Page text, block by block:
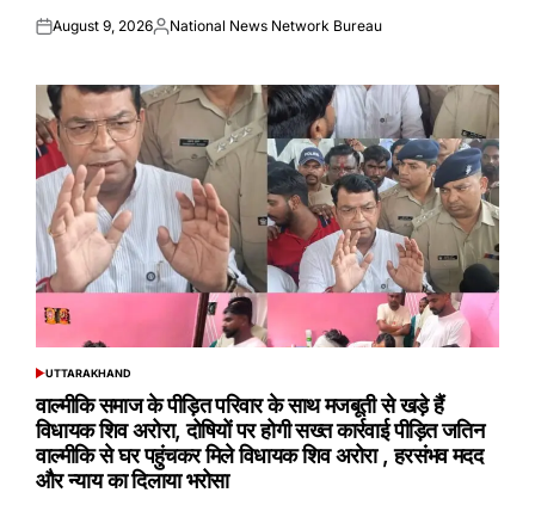
Posted
August 9, 2026Posted
National News Network Bureau
POSTED
UTTARAKHAND
वाल्मीकि समाज के पीड़ित परिवार के साथ मजबूती से खड़े हैं
विधायक शिव अरोरा, दोषियों पर होगी सख्त कार्रवाई पीड़ित जतिन
वाल्मीकि से घर पहुंचकर मिले विधायक शिव अरोरा , हरसंभव मदद
और न्याय का दिलाया भरोसा